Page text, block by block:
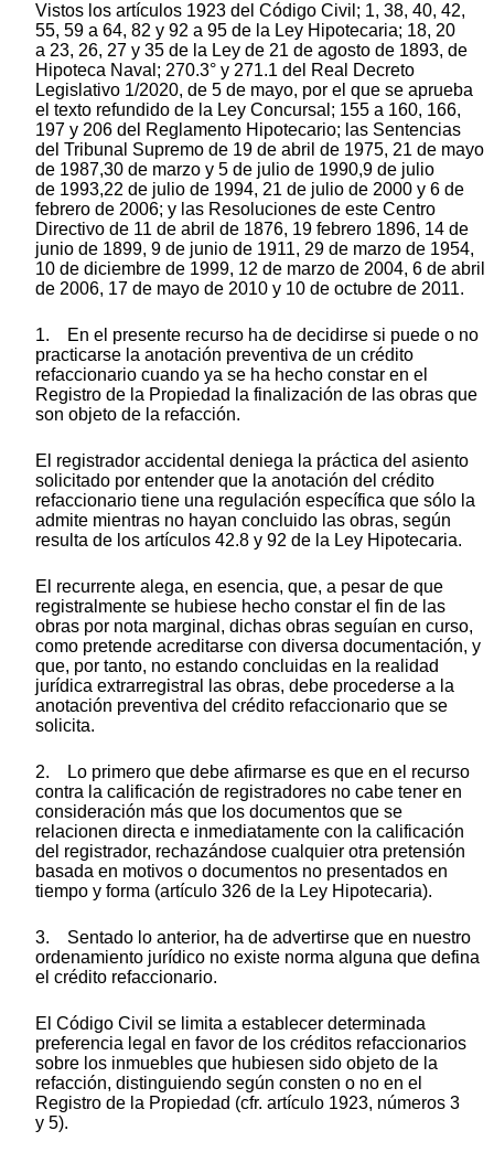
Vistos los artículos 1923 del Código Civil; 1, 38, 40, 42,
55, 59 a 64, 82 y 92 a 95 de la Ley Hipotecaria; 18, 20
a 23, 26, 27 y 35 de la Ley de 21 de agosto de 1893, de
Hipoteca Naval; 270.3° y 271.1 del Real Decreto
Legislativo 1/2020, de 5 de mayo, por el que se aprueba
el texto refundido de la Ley Concursal; 155 a 160, 166,
197 y 206 del Reglamento Hipotecario; las Sentencias
del Tribunal Supremo de 19 de abril de 1975, 21 de mayo
de 1987,30 de marzo y 5 de julio de 1990,9 de julio
de 1993,22 de julio de 1994, 21 de julio de 2000 y 6 de
febrero de 2006; y las Resoluciones de este Centro
Directivo de 11 de abril de 1876, 19 febrero 1896, 14 de
junio de 1899, 9 de junio de 1911, 29 de marzo de 1954,
10 de diciembre de 1999, 12 de marzo de 2004, 6 de abril
de 2006, 17 de mayo de 2010 y 10 de octubre de 2011.
1. En el presente recurso ha de decidirse si puede o no
practicarse la anotación preventiva de un crédito
refaccionario cuando ya se ha hecho constar en el
Registro de la Propiedad la finalización de las obras que
son objeto de la refacción.
El registrador accidental deniega la práctica del asiento
solicitado por entender que la anotación del crédito
refaccionario tiene una regulación específica que sólo la
admite mientras no hayan concluido las obras, según
resulta de los artículos 42.8 y 92 de la Ley Hipotecaria.
El recurrente alega, en esencia, que, a pesar de que
registralmente se hubiese hecho constar el fin de las
obras por nota marginal, dichas obras seguían en curso,
como pretende acreditarse con diversa documentación, y
que, por tanto, no estando concluidas en la realidad
jurídica extrarregistral las obras, debe procederse a la
anotación preventiva del crédito refaccionario que se
solicita.
2. Lo primero que debe afirmarse es que en el recurso
contra la calificación de registradores no cabe tener en
consideración más que los documentos que se
relacionen directa e inmediatamente con la calificación
del registrador, rechazándose cualquier otra pretensión
basada en motivos o documentos no presentados en
tiempo y forma (artículo 326 de la Ley Hipotecaria).
3. Sentado lo anterior, ha de advertirse que en nuestro
ordenamiento jurídico no existe norma alguna que defina
el crédito refaccionario.
El Código Civil se limita a establecer determinada
preferencia legal en favor de los créditos refaccionarios
sobre los inmuebles que hubiesen sido objeto de la
refacción, distinguiendo según consten o no en el
Registro de la Propiedad (cfr. artículo 1923, números 3
y 5).